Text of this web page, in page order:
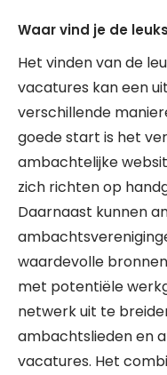
Waar vind je de
Het vinden van de
vacatures kan een
verschillende
goede start is het
ambachtelijke
zich richten op
Daarnaast kunnen
waardevolle
met potentiële
netwerk uit te
ambachtslieden en
vacatures. Het